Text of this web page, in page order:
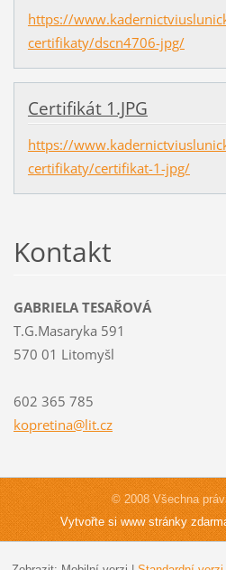
https://
certifikaty/dscn4706-jpg/
Certifikát 1.JPG
https://
certifikaty/certifikat-1-jpg/
Kontakt
GABRIELA TESAŘOVÁ
T.G.Masaryka 591
570 01 Litomyšl
602 365 785
kopretina@lit.cz
© 2008 Všechna
Vytvořte si www stránky